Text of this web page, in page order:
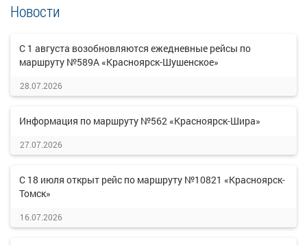
Новости
С 1 августа возобновляются ежедневные рейсы по
маршруту №589А «Красноярск-Шушенское»
28.07.2026
Информация по маршруту №562 «Красноярск-Шира»
27.07.2026
С 18 июля открыт рейс по маршруту №10821 «Красноярск-
Томск»
16.07.2026